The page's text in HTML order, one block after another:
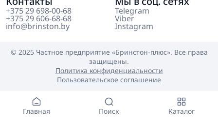
+375 29 698-00-68
+375 29 606-68-68
info@brinston.by
Telegram
Viber
Instagram
© 2025 Частное предприятие «Бринстон-плюс». Все права
защищены.
Политика конфиденциальности
Пользовательское соглашение
Главная Поиск Каталог